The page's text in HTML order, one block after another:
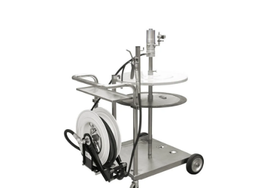
AUTOMATICKÉ PŘEVODOVKY
OLEJE A KAPALINY